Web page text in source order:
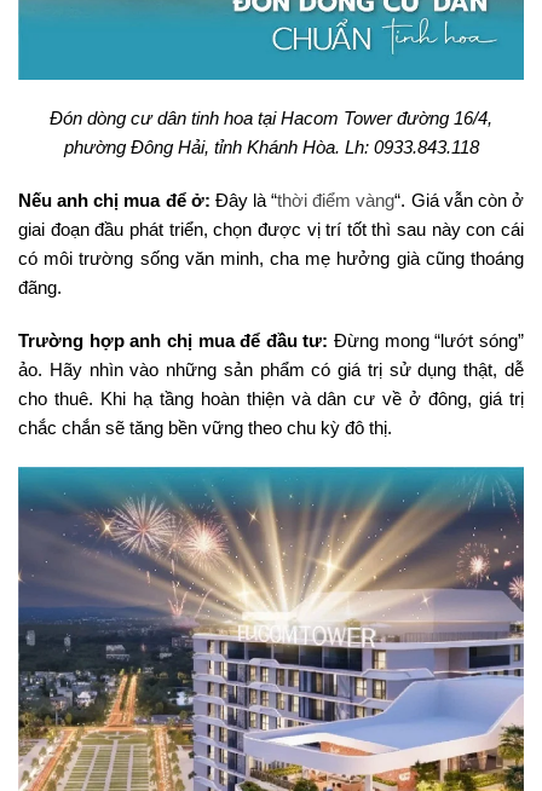
Đón dòng cư dân tinh hoa tại Hacom Tower đường 16/4,
phường Đông Hải, tỉnh Khánh Hòa. Lh: 0933.843.118
Nếu anh chị mua để ở: Đây là “thời điểm vàng“. Giá vẫn còn ở
giai đoạn đầu phát triển, chọn được vị trí tốt thì sau này con cái
có môi trường sống văn minh, cha mẹ hưởng già cũng thoáng
đãng.
Trường hợp anh chị mua để đầu tư: Đừng mong “lướt sóng”
ảo. Hãy nhìn vào những sản phẩm có giá trị sử dụng thật, dễ
cho thuê. Khi hạ tầng hoàn thiện và dân cư về ở đông, giá trị
chắc chắn sẽ tăng bền vững theo chu kỳ đô thị.